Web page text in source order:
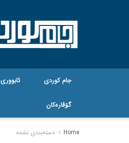
جام کوردی ئابووری
گۆڤاره‌کان
Home دسته‌بندی نشده